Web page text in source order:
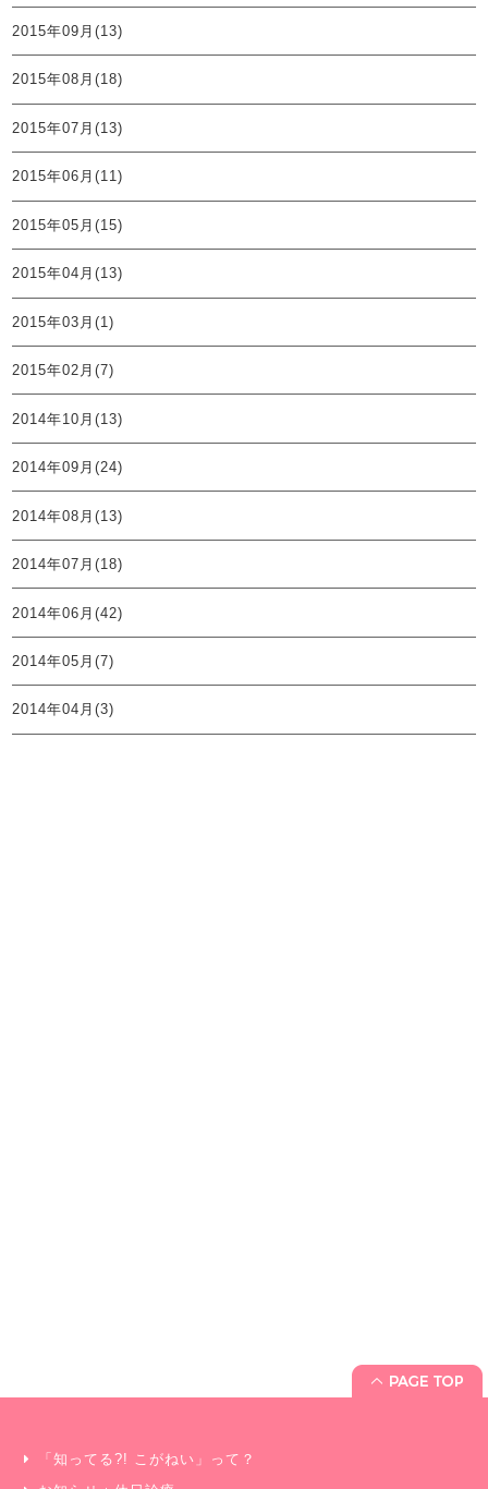
2015年09月(13)
2015年08月(18)
2015年07月(13)
2015年06月(11)
2015年05月(15)
2015年04月(13)
2015年03月(1)
2015年02月(7)
2014年10月(13)
2014年09月(24)
2014年08月(13)
2014年07月(18)
2014年06月(42)
2014年05月(7)
2014年04月(3)
「知ってる?! こがねい」って？